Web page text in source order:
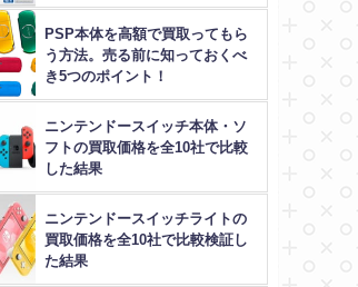
PSP本体を高額で買取ってもら
う方法。売る前に知っておくべ
き5つのポイント！
ニンテンドースイッチ本体・ソ
フトの買取価格を全10社で比較
した結果
ニンテンドースイッチライトの
買取価格を全10社で比較検証し
た結果